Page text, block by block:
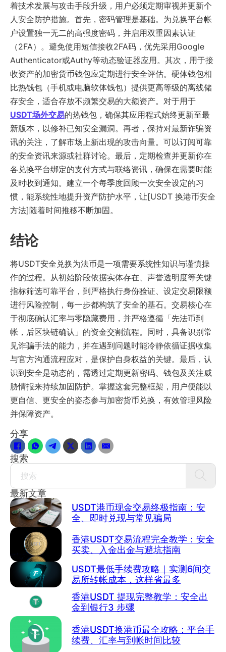
着技术发展与攻击手段升级，用户必须定期审视并更新个
人安全防护措施。首先，密码管理是基础。为兑换平台帐
户设置独一无二的高强度密码，并启用双重因素认证
（2FA）。避免使用短信接收2FA码，优先采用Google
Authenticator或Authy等动态验证器应用。其次，用于接
收资产的加密货币钱包应定期进行安全评估。硬体钱包相
比热钱包（手机或电脑软体钱包）提供更高等级的离线储
存安全，适合存放不频繁交易的大额资产。对于用于
USDT场外交易的热钱包，确保其应用程式始终更新至最
新版本，以修补已知安全漏洞。再者，保持对最新诈骗资
讯的关注，了解市场上新出现的攻击向量。可以订阅可靠
的安全资讯来源或社群讨论。最后，定期检查并更新你在
各兑换平台绑定的支付方式与联络资讯，确保在需要时能
及时收到通知。建立一个每季度回顾一次安全设定的习
惯，能系统性地提升资产防护水平，让[USDT 换港币安全
方法]随着时间推移不断加固。
结论
将USDT安全兑换为法币是一项需要系统性知识与谨慎操
作的过程。从初始阶段依据实体存在、声誉透明度等关键
指标筛选可靠平台，到严格执行身份验证、设定交易限额
进行风险控制，每一步都构筑了安全的基石。交易核心在
于彻底确认汇率与零隐藏费用，并严格遵循「先法币到
帐，后区块链确认」的资金交割流程。同时，具备识别常
见诈骗手法的能力，并在遇到问题时能冷静依循证据收集
与官方沟通流程应对，是保护自身权益的关键。最后，认
识到安全是动态的，需透过定期更新密码、钱包及关注威
胁情报来持续加固防护。掌握这套完整框架，用户便能以
更自信、更安全的姿态参与加密货币兑换，有效管理风险
并保障资产。
分享
搜索
Search
最新文章
USDT港币现金交易终极指南：安
全、即时兑现与常见骗局
香港USDT交易流程完全教学：安全
买卖、入金出金与避坑指南
USDT最低手续费攻略｜实测6间交
易所转帐成本，这样省最多
香港USDT 提现完整教学：安全出
金到银行3 步骤
香港USDT换港币最全攻略：平台手
续费、汇率与到帐时间比较